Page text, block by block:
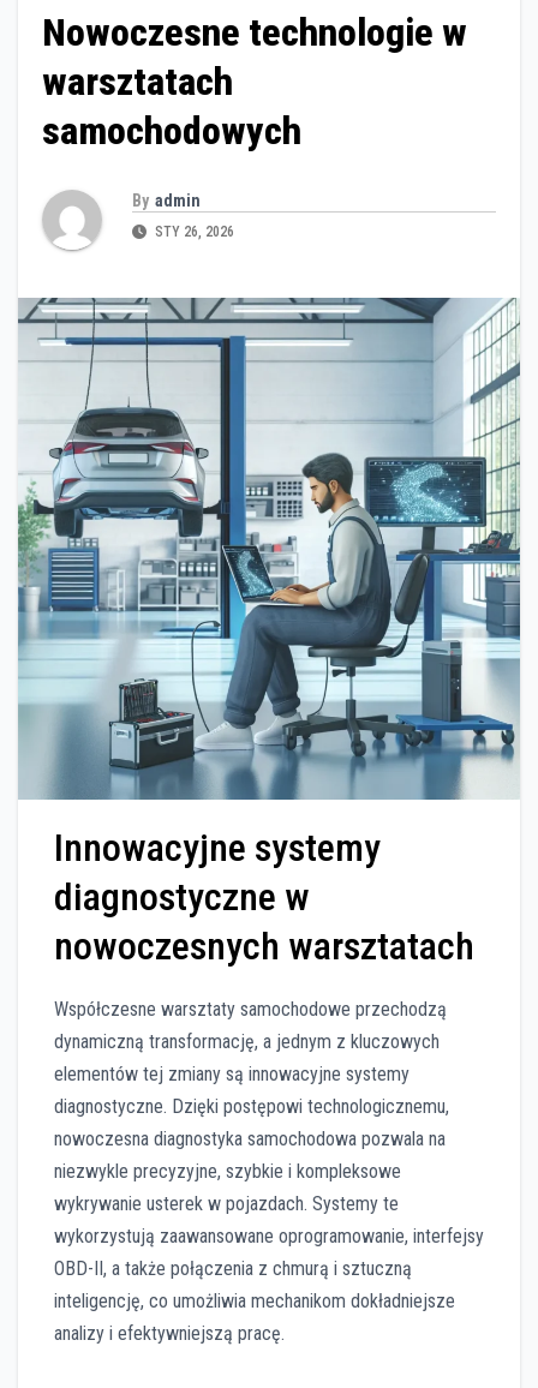
Nowoczesne technologie w
warsztatach
samochodowych
By admin
STY 26, 2026
Innowacyjne systemy
diagnostyczne w
nowoczesnych warsztatach
Współczesne warsztaty samochodowe przechodzą
dynamiczną transformację, a jednym z kluczowych
elementów tej zmiany są innowacyjne systemy
diagnostyczne. Dzięki postępowi technologicznemu,
nowoczesna diagnostyka samochodowa pozwala na
niezwykle precyzyjne, szybkie i kompleksowe
wykrywanie usterek w pojazdach. Systemy te
wykorzystują zaawansowane oprogramowanie, interfejsy
OBD-II, a także połączenia z chmurą i sztuczną
inteligencję, co umożliwia mechanikom dokładniejsze
analizy i efektywniejszą pracę.